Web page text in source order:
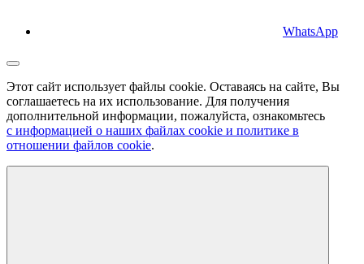
WhatsApp
Этот сайт использует файлы cookie. Оставаясь на сайте, Вы
соглашаетесь на их использование. Для получения
дополнительной информации, пожалуйста, ознакомьтесь
с информацией о наших файлах cookie и политике в
отношении файлов cookie.